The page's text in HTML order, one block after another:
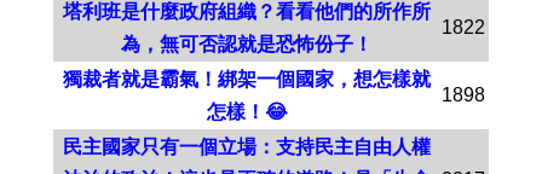
塔利班是什麼政府組織？看看他們的所作所
為，無可否認就是恐怖份子！
1822
獨裁者就是霸氣！綁架一個國家，想怎樣就
怎樣！😂
1898
民主國家只有一個立場：支持民主自由人權